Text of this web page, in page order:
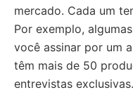
mercado. Cada um
Por exemplo,
você assinar por um
têm mais de 50
entrevistas exclusivas.